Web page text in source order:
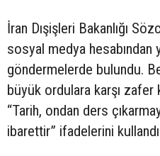
İran Dışişleri Bakanlığı
sosyal medya hesabından
göndermelerde bulundu.
büyük ordulara karşı zafer
“Tarih, ondan ders
ibarettir” ifadelerini